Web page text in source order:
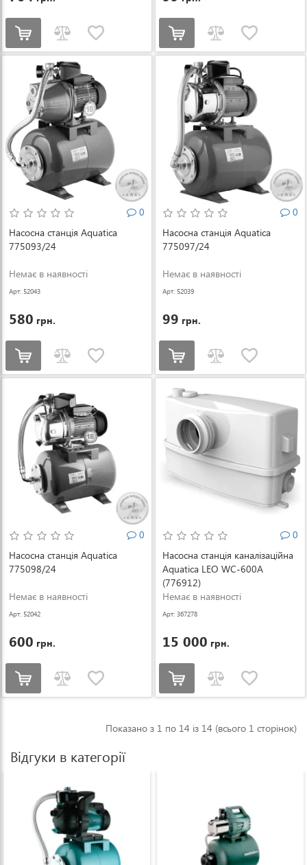
0
Насосна станція Aquatica
775093/24
Немає в наявності
Арт: 52043
580 грн.
0
Насосна станція Aquatica
775097/24
Немає в наявності
Арт: 52039
99 грн.
0
Насосна станція Aquatica
775098/24
Немає в наявності
Арт: 52042
600 грн.
0
Насосна станція каналізаційна
Aquatica LEO WC-600A
(776912)
Немає в наявності
Арт: 367278
15 000 грн.
Показано з 1 по 14 із 14 (всього 1 сторінок)
Відгуки в категорії